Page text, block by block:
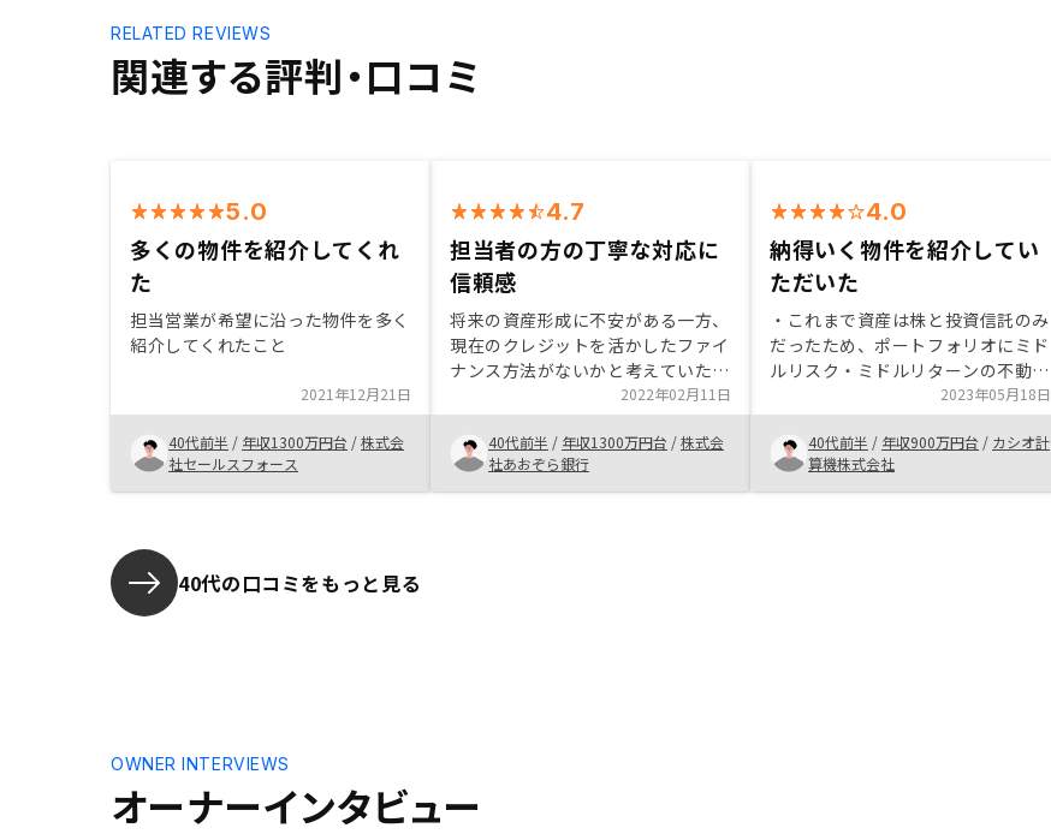
関連する評判・口コミ
RELATED REVIEWS
5.0
多くの物件を紹介してくれ
た
担当営業が希望に沿った物件を多く
紹介してくれたこと
2021年12月21日
40代前半 / 年収1300万円台 /株式会
社セールスフォース
4.7
担当者の方の丁寧な対応に
信頼感
将来の資産形成に不安がある一方、
現在のクレジットを活かしたファイ
ナンス方法がないかと考えていた。
太陽光発電も検討したが、国の制度
の変化に影響を受けるとこを考慮し
敬遠。不動産投資は歴史が古く日本
にも根付いている投資手段と判断し
購入に踏み切った。 担当してくだ
2022年02月11日
40代前半 / 年収1300万円台 /株式会
社あおぞら銀行
4.0
納得いく物件を紹介してい
ただいた
・これまで資産は株と投資信託のみ
だったため、ポートフォリオにミド
ルリスク・ミドルリターンの不動産
を加えることを考え始めた。 ・そ
れなりにメジャーな路線の駅徒歩
2〜3分の物件であれば資産価値が
落ちないと考えており、その要望に
合致する物件が出てきたため
2023年05月18日
40代前半 / 年収900万円台 / カシオ計
算機株式会社
40代の口コミをもっと見る
オーナーインタビュー
OWNER INTERVIEWS